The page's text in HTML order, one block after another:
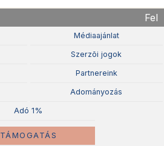
Fel
Médiaajánlat
Szerzõi jogok
Partnereink
Adományozás
Adó 1%
TÁMOGATÁS